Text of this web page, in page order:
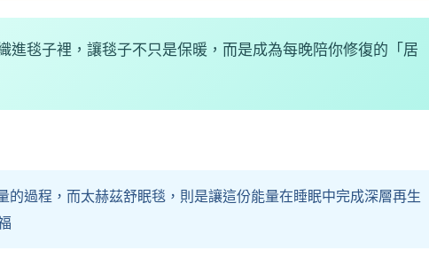
進毯子裡，讓毯子不只是保暖，而是成為每晚陪你修復的「居
的過程，而太赫茲舒眠毯，則是讓這份能量在睡眠中完成深層再生